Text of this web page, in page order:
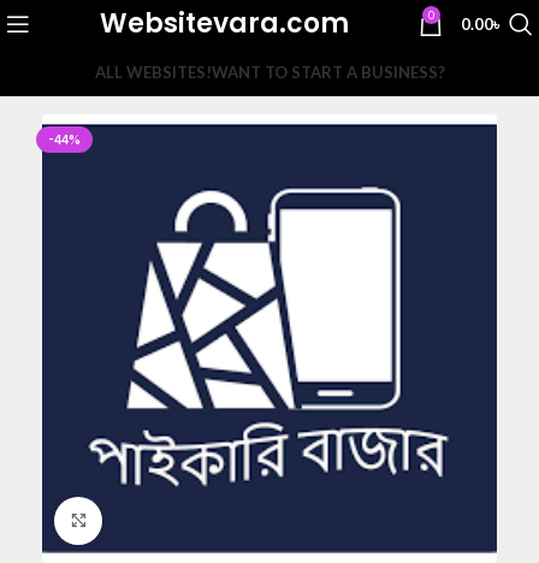
Websitevara.com 0 0.00৳
ALL WEBSITES!WANT TO START A BUSINESS?
-44%